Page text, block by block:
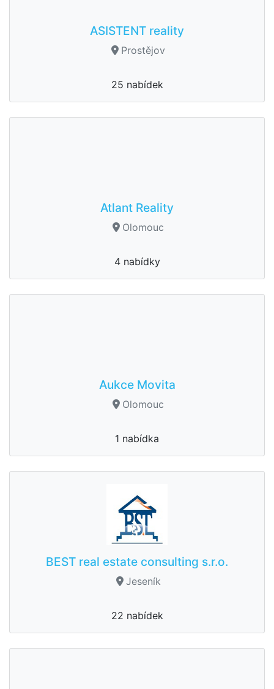
ASISTENT reality
Prostějov
25 nabídek
Atlant Reality
Olomouc
4 nabídky
Aukce Movita
Olomouc
1 nabídka
BEST real estate consulting s.r.o.
Jeseník
22 nabídek